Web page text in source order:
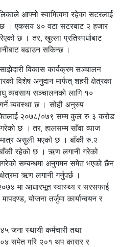
आफ्नो स्वामित्वमा रहेका सटरलाई
छ । एकसय ४० वटा सटरबाट २ हजार
छ । तर, खुल्ला प्रतिस्पर्धाबाट
बढाउन सकिन्छ ।
विकास कार्यक्रम सञ्चालन
विशेष अनुदान मार्फत् शहरी क्षेत्रका
व्यवसाय सञ्चालनको लागि १०
व्यवस्था छ । सोही अनुरुप
२०७८/०७९ सम्म कुल रु ३ करोड
छ । तर, हालसम्म साँवा व्याज
असुली भएको छ । बाँकी रु.२
रहेको छ । ऋण लगानी गरेको
सम्बन्धमा अनुगमन समेत भएको छैन
ऋण लगानी गर्नुपर्छ ।
मा आधारभूत स्वास्थ्य र सरसफाई
योजना तर्जुमा कार्यान्वयन र
जना स्थायी कर्मचारी तथा
समेत गरि २०१ थप कारार र